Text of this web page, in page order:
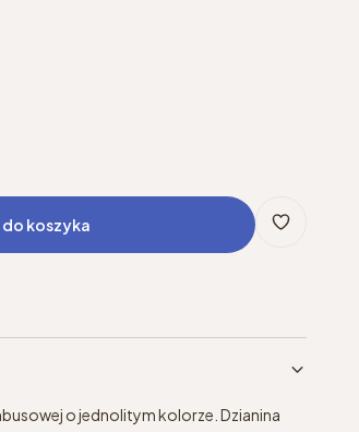
koszyka
o jednolitym kolorze. Dzianina